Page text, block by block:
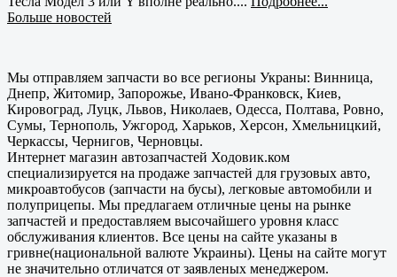
Больше новостей
Мы отправляем запчасти во все регионы Украны: Винница,
Днепр, Житомир, Запорожье, Ивано-Франковск, Киев,
Кировоград, Луцк, Львов, Николаев, Одесса, Полтава, Ровно,
Сумы, Тернополь, Ужгород, Харьков, Херсон, Хмельницкий,
Черкассы, Чернигов, Черновцы.
Интернет магазин автозапчастей Ходовик.ком
специализируется на продаже запчастей для грузовых авто,
микроавтобусов (запчасти на бусы), легковые автомобили и
полуприцепы. Мы предлагаем отличные цены на рынке
запчастей и предоставляем высочайшего уровня класс
обслуживания клиентов. Все цены на сайте указаны в
гривне(национальной валюте Украины). Цены на сайте могут
не значительно отличатся от заявленых менеджером.